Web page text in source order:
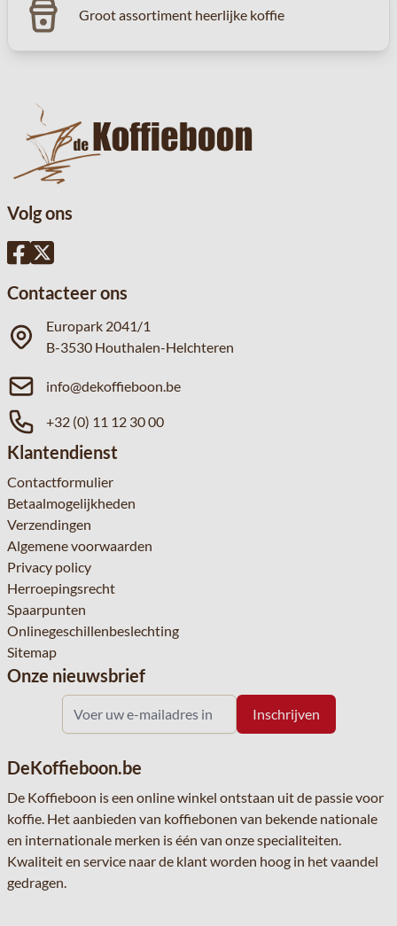
Groot assortiment heerlijke koffie
Volg ons
Contacteer ons
Europark 2041/1
B-3530 Houthalen-Helchteren
info@dekoffieboon.be
+32 (0) 11 12 30 00
Klantendienst
Contactformulier
Betaalmogelijkheden
Verzendingen
Algemene voorwaarden
Privacy policy
Herroepingsrecht
Spaarpunten
Onlinegeschillenbeslechting
Sitemap
Onze nieuwsbrief
DeKoffieboon.be
De Koffieboon is een online winkel ontstaan uit de passie voor
koffie. Het aanbieden van koffiebonen van bekende nationale
en internationale merken is één van onze specialiteiten.
Kwaliteit en service naar de klant worden hoog in het vaandel
gedragen.